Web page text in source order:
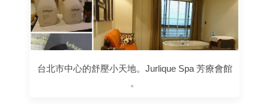
台北市中心的舒壓小天地。Jurlique Spa 芳療會館
。